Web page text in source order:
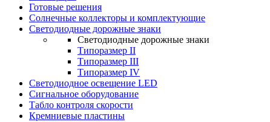
Готовые решения
Солнечные коллекторы и комплектующие
Светодиодные дорожные знаки
Светодиодные дорожные знаки
Типоразмер II
Типоразмер III
Типоразмер IV
Светодиодное освещение LED
Сигнальное оборудование
Табло контроля скорости
Кремниевые пластины